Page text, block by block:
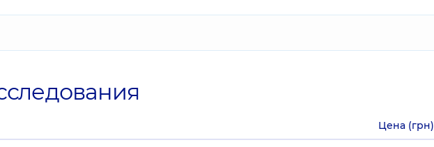
Цена (грн)